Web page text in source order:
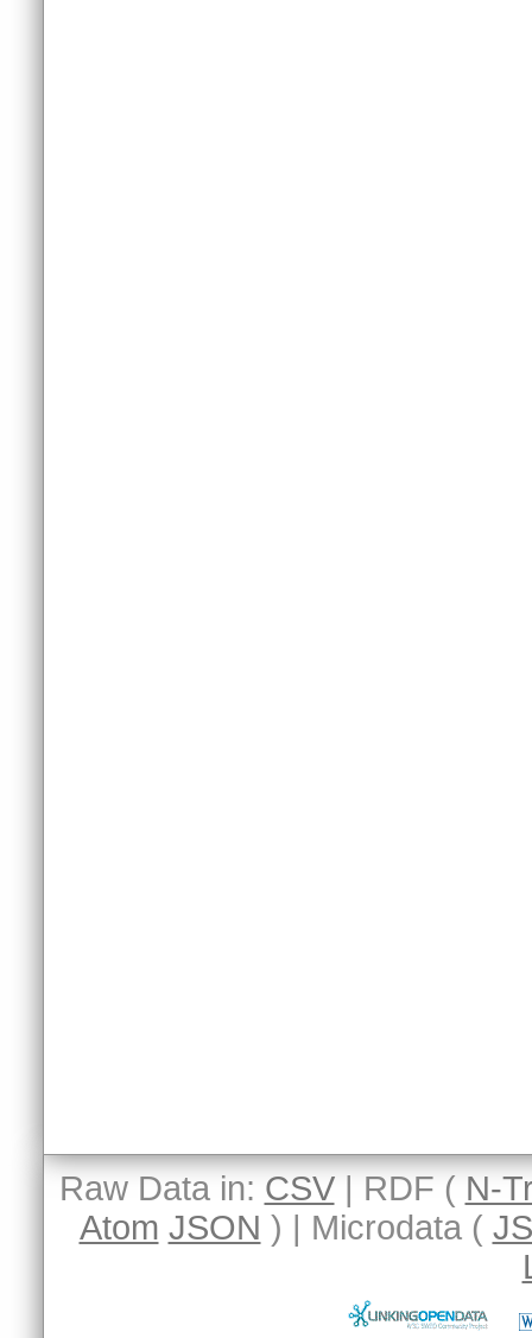
Raw Data in: CSV| RDF ( N-
Atom JSON ) | Microdata (